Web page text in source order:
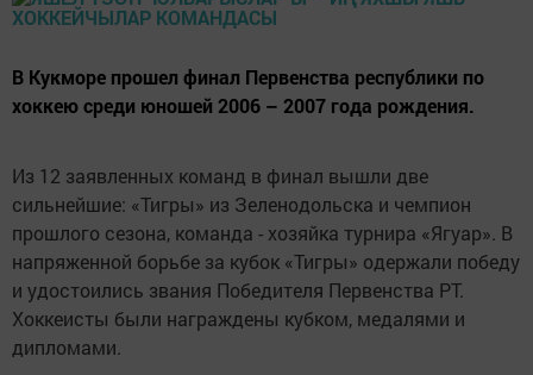
В Кукморе прошел финал Первенства республики по
хоккею среди юношей 2006 – 2007 года рождения.
Из 12 заявленных команд в финал вышли две
сильнейшие: «Тигры» из Зеленодольска и чемпион
прошлого сезона, команда - хозяйка турнира «Ягуар». В
напряженной борьбе за кубок «Тигры» одержали победу
и удостоились звания Победителя Первенства РТ.
Хоккеисты были награждены кубком, медалями и
дипломами.